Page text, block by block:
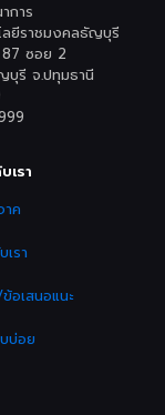
การ
ลยีราชมงคลธัญบุรี
ซอย 2
บุรี จ.ปทุมธานี
เรา
าค
รา
อเสนอแนะ
บ่อย